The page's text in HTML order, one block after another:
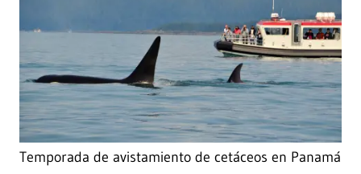
Temporada de avistamiento de cetáceos en Panamá